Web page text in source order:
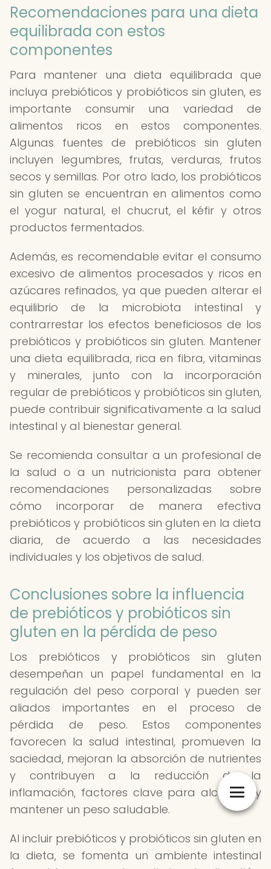
Recomendaciones para una dieta
equilibrada con estos
componentes
Para mantener una dieta equilibrada que
incluya prebióticos y probióticos sin gluten, es
importante consumir una variedad de
alimentos ricos en estos componentes.
Algunas fuentes de prebióticos sin gluten
incluyen legumbres, frutas, verduras, frutos
secos y semillas. Por otro lado, los probióticos
sin gluten se encuentran en alimentos como
el yogur natural, el chucrut, el kéfir y otros
productos fermentados.
Además, es recomendable evitar el consumo
excesivo de alimentos procesados y ricos en
azúcares refinados, ya que pueden alterar el
equilibrio de la microbiota intestinal y
contrarrestar los efectos beneficiosos de los
prebióticos y probióticos sin gluten. Mantener
una dieta equilibrada, rica en fibra, vitaminas
y minerales, junto con la incorporación
regular de prebióticos y probióticos sin gluten,
puede contribuir significativamente a la salud
intestinal y al bienestar general.
Se recomienda consultar a un profesional de
la salud o a un nutricionista para obtener
recomendaciones personalizadas sobre
cómo incorporar de manera efectiva
prebióticos y probióticos sin gluten en la dieta
diaria, de acuerdo a las necesidades
individuales y los objetivos de salud.
Conclusiones sobre la influencia
de prebióticos y probióticos sin
gluten en la pérdida de peso
Los prebióticos y probióticos sin gluten
desempeñan un papel fundamental en la
regulación del peso corporal y pueden ser
aliados importantes en el proceso de
pérdida de peso. Estos componentes
favorecen la salud intestinal, promueven la
saciedad, mejoran la absorción de nutrientes
y contribuyen a la reducción de la
inflamación, factores clave para alcanzar y
mantener un peso saludable.
Al incluir prebióticos y probióticos sin gluten en
la dieta, se fomenta un ambiente intestinal